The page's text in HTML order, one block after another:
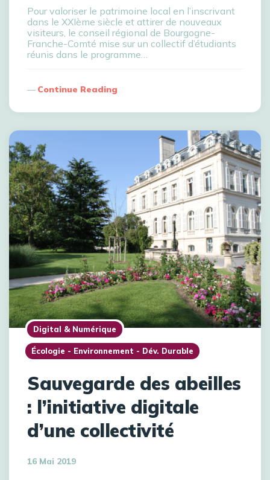
Pour valoriser le patrimoine local en l’inscrivant
dans le XXIème siècle et attirer de nouveaux
visiteurs, le conseil régional de Bourgogne-
Franche-Comté mise sur un collectif d’étudiants
réunis dans le programme…
Continue Reading
Digital & Numérique
Écologie - Environnement - Dév. Durable
Sauvegarde des abeilles
: l’initiative digitale
d’une collectivité
16 Mai 2019